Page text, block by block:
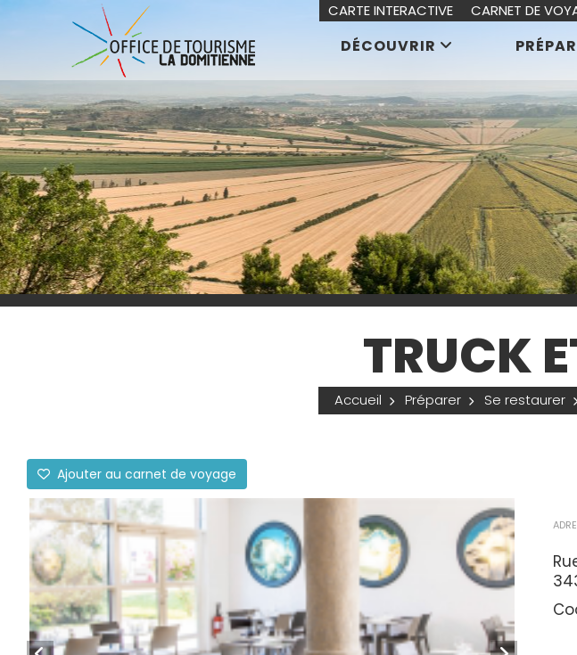
TRUCK
Accueil Préparer Se restaurer
Ajouter au carnet de voyage
DÉCOUVRIR
CARTE INTERACTIVE CARNET DE